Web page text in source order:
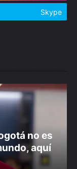
Skype
no es
aquí